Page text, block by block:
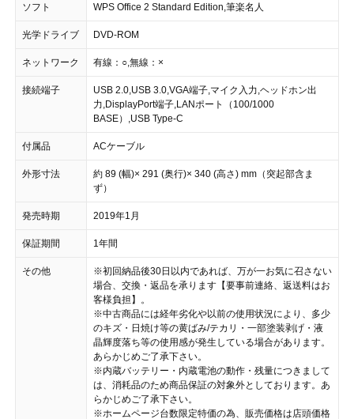
ソフト WPS Office 2 Standard Edition,筆楽名人
光学ドライブ DVD-ROM
ネットワーク 有線：○,無線：×
接続端子
USB 2.0,USB 3.0,VGA端子,マイク入力,ヘッドホン出
力,DisplayPort端子,LANポート（100/1000
BASE）,USB Type-C
付属品 ACケーブル
外形寸法
約 89 (幅)× 291 (奥行)× 340 (高さ) mm（突起部含ま
ず）
発売時期 2019年1月
保証期間 1年間
その他
※初回納品後30日以内であれば、万が一お気に召さない
場合、交換・返品を承ります【要事前連絡、返送料はお
客様負担】。
※中古商品には経年劣化や以前の使用状況により、多少
のキズ・日焼け等の黄ばみ/テカリ・一部塗装剥げ・液
晶輝度落ち等の使用感が発生している場合があります。
あらかじめご了承下さい。
※内蔵バッテリー・内蔵電池の動作・残量につきまして
は、消耗品のため商品保証の対象外としております。あ
らかじめご了承下さい。
※ホームページ台数限定特価の為、販売価格は店頭価格